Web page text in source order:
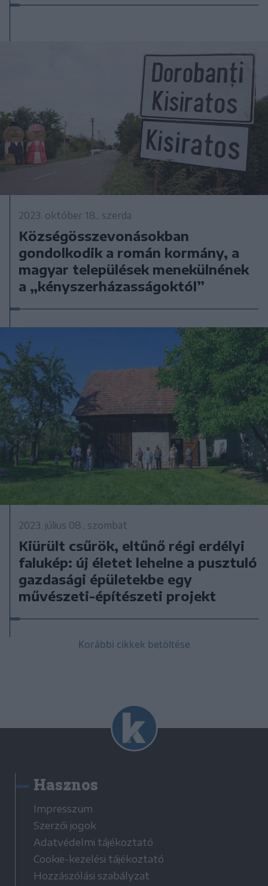
2023. október 18., szerda
Községösszevonásokban
gondolkodik a román kormány, a
magyar települések menekülnének
a „kényszerházasságoktól”
2023. július 08., szombat
Kiürült csűrök, eltűnő régi erdélyi
falukép: új életet lehelne a pusztuló
gazdasági épületekbe egy
művészeti-építészeti projekt
Korábbi cikkek betöltése
Hasznos
Impresszum
Szerzői jogok
Adatvédelmi tájékoztató
Cookie-kezelési tájékoztató
Hozzászólási szabályzat